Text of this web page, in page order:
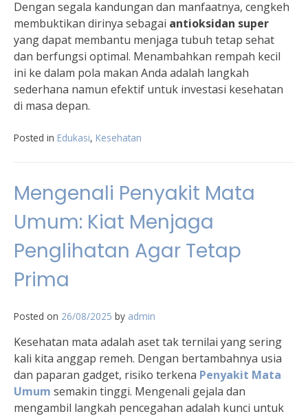
Dengan segala kandungan dan manfaatnya, cengkeh
membuktikan dirinya sebagai antioksidan super
yang dapat membantu menjaga tubuh tetap sehat
dan berfungsi optimal. Menambahkan rempah kecil
ini ke dalam pola makan Anda adalah langkah
sederhana namun efektif untuk investasi kesehatan
di masa depan.
Posted in Edukasi, Kesehatan
Mengenali Penyakit Mata
Umum: Kiat Menjaga
Penglihatan Agar Tetap
Prima
Posted on 26/08/2025 by admin
Kesehatan mata adalah aset tak ternilai yang sering
kali kita anggap remeh. Dengan bertambahnya usia
dan paparan gadget, risiko terkena Penyakit Mata
Umum semakin tinggi. Mengenali gejala dan
mengambil langkah pencegahan adalah kunci untuk